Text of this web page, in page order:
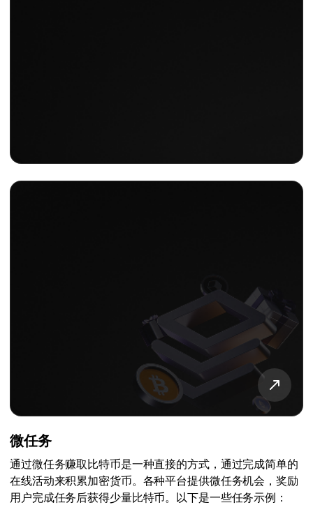
微任务
通过微任务赚取比特币是一种直接的方式，通过完成简单的
在线活动来积累加密货币。各种平台提供微任务机会，奖励
用户完成任务后获得少量比特币。以下是一些任务示例：